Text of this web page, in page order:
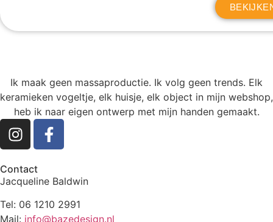
Ik maak geen massaproductie. Ik volg geen trends. Elk
keramieken vogeltje, elk huisje, elk object in mijn webshop,
heb ik naar eigen ontwerp met mijn handen gemaakt.
Contact
Jacqueline Baldwin
Tel: 06 1210 2991
Mail: info@bazedesign.nl